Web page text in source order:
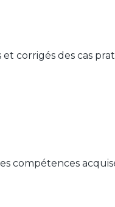
et corrigés des cas
compétences